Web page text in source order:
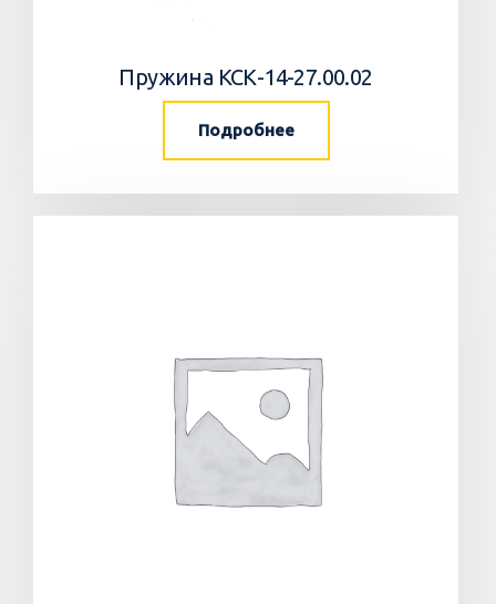
Пружина КСК-14-27.00.02
Подробнее